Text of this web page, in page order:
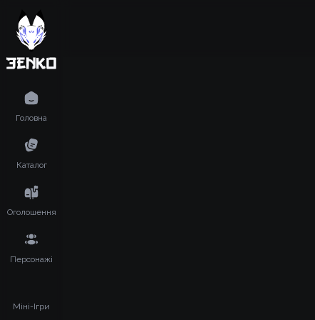
Головна
Каталог
Оголошення
Персонажі
Міні-Ігри